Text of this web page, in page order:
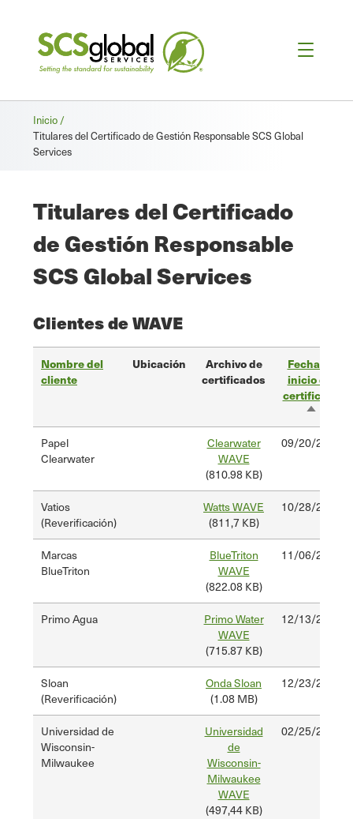
Migas
de
Inicio /
Titulares del Certificado de Gestión Responsable SCS Global
Services
Titulares del Certificado
de Gestión Responsable
SCS Global Services
Clientes de WAVE
Nombre del
cliente
Ubicación
Archivo de
certificados
Fecha de
inicio del
certificado
Papel
Clearwater
Clearwater
WAVE
(810.98 KB)
09/20/2024
Vatios
(Reverificación)
Watts WAVE
(811,7 KB)
10/28/2024
Marcas
BlueTriton
BlueTriton
WAVE
(822.08 KB)
11/06/2024
Primo Agua
Primo Water
WAVE
(715.87 KB)
12/13/2024
Sloan
(Reverificación)
Onda Sloan
(1.08 MB)
12/23/2024
Universidad de
Wisconsin-
Milwaukee
Universidad
de
Wisconsin-
Milwaukee
WAVE
(497,44 KB)
02/25/2025